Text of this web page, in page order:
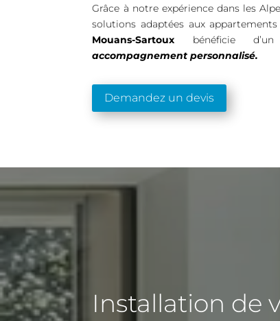
Grâce à notre expérience dans les
solutions adaptées aux
Mouans-Sartoux bénéficie
accompagnement personnalisé.
Demandez un devis
Installation de